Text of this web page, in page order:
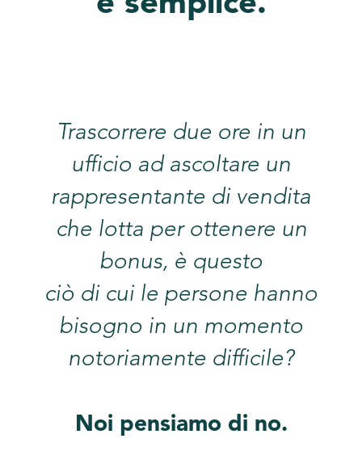
Trascorrere due ore in un
ufficio ad ascoltare un
rappresentante di vendita
che lotta per ottenere un
bonus, è questo
ciò di cui le persone hanno
bisogno in un momento
notoriamente difficile?
Noi pensiamo di no.